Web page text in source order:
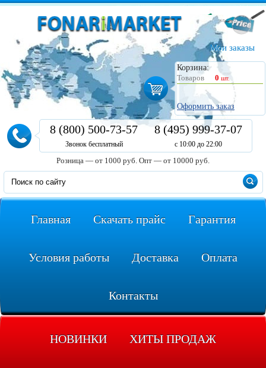
Мои заказы
Корзина:
Товаров
0 шт.
Оформить заказ
8 (800) 500-73-57
Звонок бесплатный
8 (495) 999-37-07
с 10:00 до 22:00
Розница — от 1000 руб. Опт — от 10000 руб.
Главная Скачать прайс Гарантия
Условия работы Доставка Оплата
Контакты
НОВИНКИ ХИТЫ ПРОДАЖ